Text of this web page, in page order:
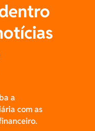
a
com as